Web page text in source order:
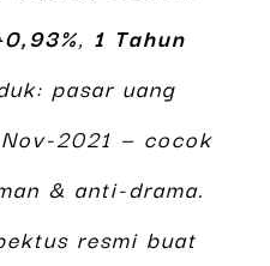
, 1 Tahun
pasar uang
2021 — cocok
& anti-drama.
resmi buat